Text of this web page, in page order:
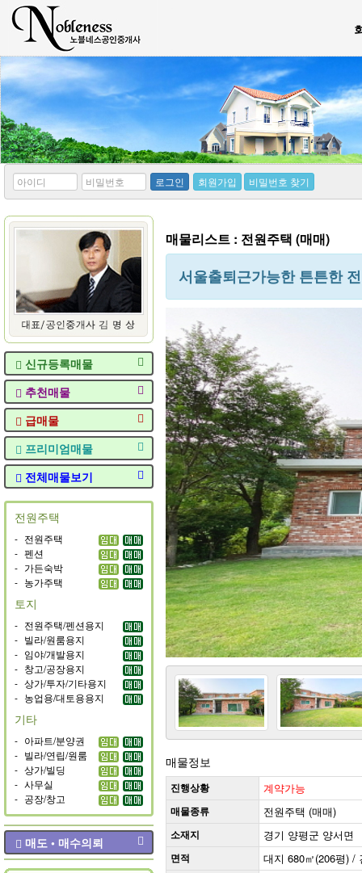
*
아
디
*
비
번
호
로그인 회원가입 비밀번호 찾기
신규등록매물
추천매물
급매물
프리미엄매물
전체매물보기
전원주택
- 전원주택
- 펜션
- 가든숙박
- 농가주택
토지
- 전원주택/펜션용지
- 빌라/원룸용지
- 임야/개발용지
- 창고/공장용지
- 상가/투자/기타용지
- 농업용/대토용용지
기타
- 아파트/분양권
- 빌라/연립/원룸
- 상가/빌딩
- 사무실
- 공장/창고
매도 • 매수의뢰
매물리스트 : 전원주택 (매매)
서울출퇴근가능한 튼튼한
매물정보
진행상황 계약가능
매물종류 전원주택 (매매)
소재지 경기 양평군 양서면
면적 대지 680㎡(206평) /